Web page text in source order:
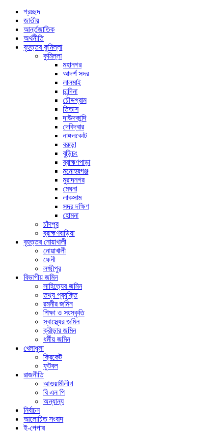
প্রচ্ছদ
জাতীয়
আর্ন্তজাতিক
অর্থনীতি
বৃহত্তর কুমিল্লা
কুমিল্লা
মহানগর
আদর্শ সদর
লালমাই
চান্দিনা
চৌদ্দগ্রাম
তিতাস
দাউদকান্দি
দেবিদ্বার
নাঙ্গলকোট
বরুড়া
বুড়িচং
ব্রাহ্মণপাড়া
মনোহরগঞ্জ
মুরাদনগর
মেঘনা
লাকসাম
সদর দক্ষিণ
হোমনা
চাঁদপুর
ব্রাহ্মণবাড়িয়া
বৃহত্তর নোয়াখালী
নোয়াখালী
ফেনী
লক্ষ্মীপুর
বিভাগীয় জমিন
সাহিত্যের জমিন
তথ্য প্রযুক্তি
রমনীর জমিন
শিক্ষা ও সংস্কৃতি
স্বাস্থ্যের জমিন
ক্রীড়ার জমিন
ধর্মীয় জমিন
খেলাধুলা
ক্রিকেট
ফুটবল
রাজনীতি
আওয়ামীলীগ
বি এন পি
অন্যান্য
নির্বাচন
আলোচিত সংবাদ
ই-পেপার